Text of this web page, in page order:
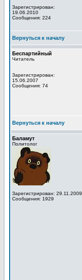
Зарегистрирован:
19.06.2010
Сообщения: 224
Вернуться к началу
Беспартийный
Читатель
Зарегистрирован:
15.06.2007
Сообщения: 74
Вернуться к началу
Баламут
Политолог
Зарегистрирован: 29.11.2009
Сообщения: 1929